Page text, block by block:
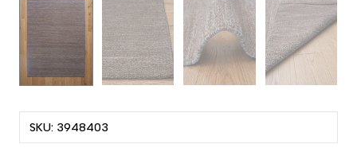
SKU: 3948403